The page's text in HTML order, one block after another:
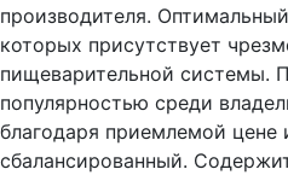
производителя.
которых присутствует
пищеварительной системы.
популярностью среди
благодаря приемлемой цене
сбалансированный.